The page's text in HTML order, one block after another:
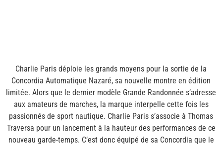
Charlie Paris déploie les grands moyens pour la sortie de la
Concordia Automatique Nazaré, sa nouvelle montre en édition
limitée. Alors que le dernier modèle Grande Randonnée s’adresse
aux amateurs de marches, la marque interpelle cette fois les
passionnés de sport nautique. Charlie Paris s’associe à Thomas
Traversa pour un lancement à la hauteur des performances de ce
nouveau garde-temps. C’est donc équipé de sa Concordia que le